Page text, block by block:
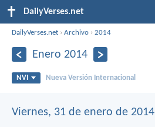
DailyVerses.net
DailyVerses.net ›Archivo ›2014
Enero 2014
NVI Nueva Versión Internacional
Viernes, 31 de enero de 2014